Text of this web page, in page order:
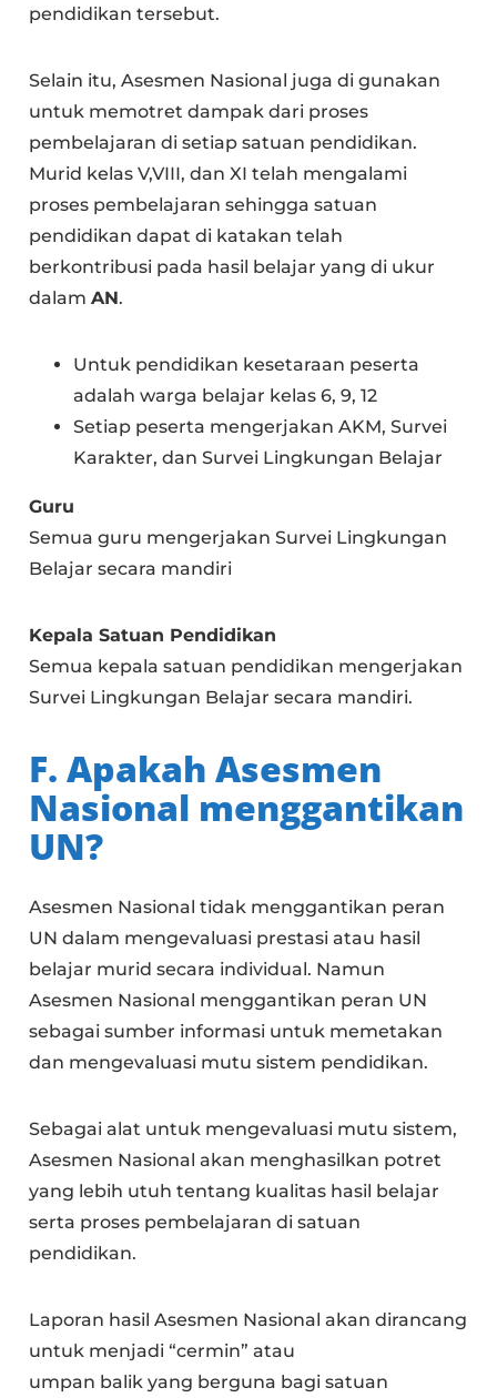
pendidikan tersebut.
Selain itu, Asesmen Nasional juga di gunakan
untuk memotret dampak dari proses
pembelajaran di setiap satuan pendidikan.
Murid kelas V,VIII, dan XI telah mengalami
proses pembelajaran sehingga satuan
pendidikan dapat di katakan telah
berkontribusi pada hasil belajar yang di ukur
dalamAN.
Untuk pendidikan kesetaraan peserta
adalah warga belajar kelas 6, 9, 12
Setiap peserta mengerjakan AKM, Survei
Karakter, dan Survei Lingkungan Belajar
Guru
Semua guru mengerjakan Survei Lingkungan
Belajar secara mandiri
Kepala Satuan Pendidikan
Semua kepala satuan pendidikan mengerjakan
Survei Lingkungan Belajar secara mandiri.
F. Apakah Asesmen
Nasional menggantikan
UN?
Asesmen Nasional tidak menggantikan peran
UN dalam mengevaluasi prestasi atau hasil
belajar murid secara individual. Namun
Asesmen Nasional menggantikan peran UN
sebagai sumber informasi untuk memetakan
dan mengevaluasi mutu sistem pendidikan.
Sebagai alat untuk mengevaluasi mutu sistem,
Asesmen Nasional akan menghasilkan potret
yang lebih utuh tentang kualitas hasil belajar
serta proses pembelajaran di satuan
pendidikan.
Laporan hasil Asesmen Nasional akan dirancang
untuk menjadi “cermin” atau
umpan balik yang berguna bagi satuan